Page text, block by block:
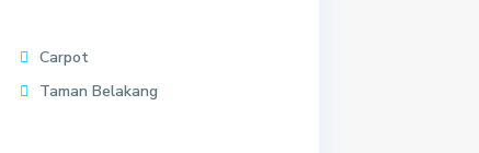
Carpot
Taman Belakang